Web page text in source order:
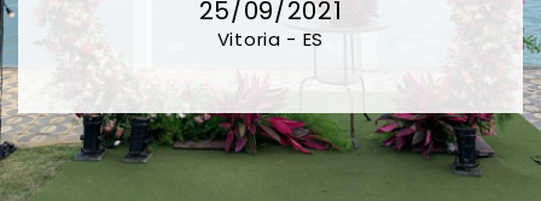
25/09/2021
Vitoria - ES